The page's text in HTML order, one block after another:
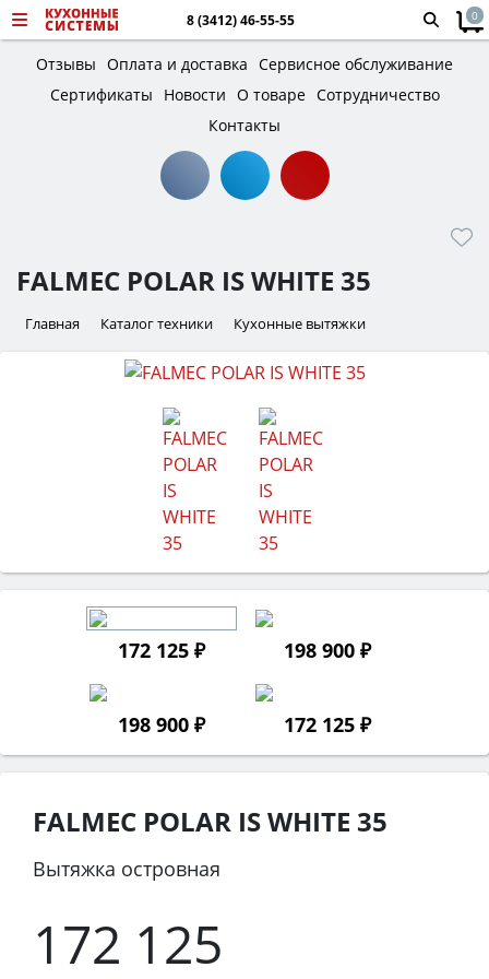
8 (3412) 46-55-55 0
Отзывы Оплата и доставка Сервисное обслуживание
Сертификаты
Новости О товаре Сотрудничество
Контакты
FALMEC POLAR IS WHITE 35
Главная Каталог техники Кухонные вытяжки
172 125 ₽ 198 900 ₽
198 900 ₽ 172 125 ₽
FALMEC POLAR IS WHITE 35
Вытяжка островная
172 125